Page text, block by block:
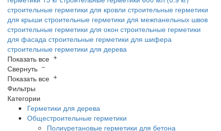
строительные герметики для кровли строительные герметики
для крыши строительные герметики для межпанельных швов
строительные герметики для окон строительные герметики
для фасада строительные герметики для шифера
строительные герметики для дерева
Показать все
Свернуть
Показать все
Фильтры
Категории
Герметики для дерева
Общестроительные герметики
Полиуретановые герметики для бетона